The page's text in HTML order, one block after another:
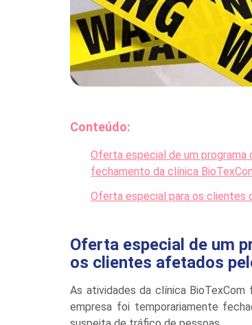
Conteúdo:
Oferta especial de um
fechamento da clínica
Oferta especial para os clientes
Oferta especial de um
os clientes afetados
As atividades da clínica
empresa foi temporariamente